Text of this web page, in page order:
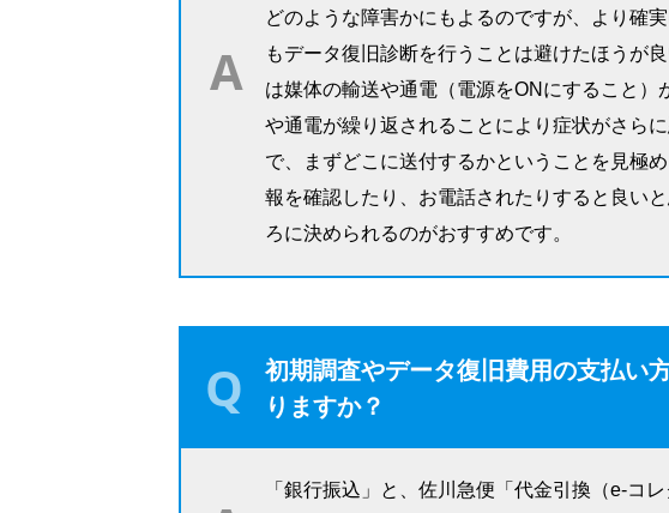
どのような障害かにもよるのですが、より確
もデータ復旧診断を行うことは避けたほうが
は媒体の輸送や通電（電源をONにすること
や通電が繰り返されることにより症状がさら
で、まずどこに送付するかということを見極
報を確認したり、お電話されたりすると良い
ろに決められるのがおすすめです。
初期調査やデータ復旧費用の支払い
りますか？
「銀行振込」と、佐川急便「代金引換（e-コ